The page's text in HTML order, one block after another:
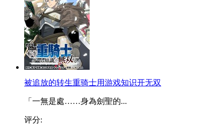
被追放的转生重骑士用游戏知识开无双
「一無是處……身為劍聖的...
评分: